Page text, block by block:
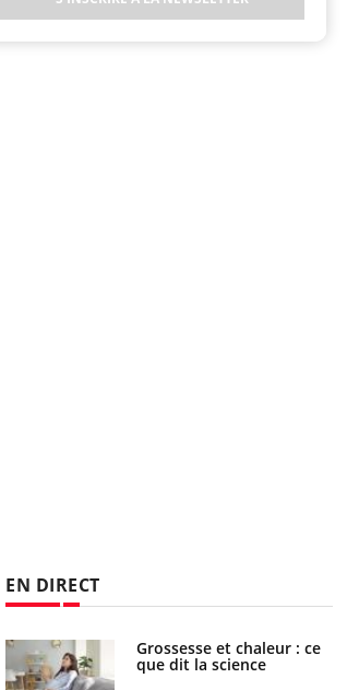
EN DIRECT
Grossesse et chaleur : ce
que dit la science